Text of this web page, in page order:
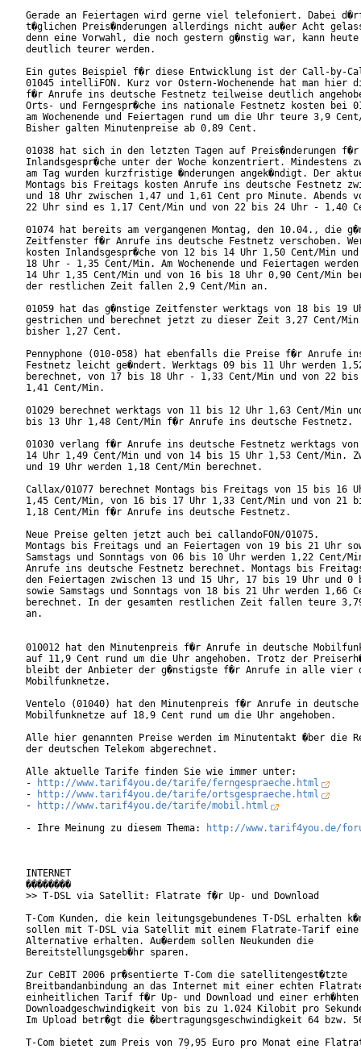
Gerade an Feiertagen wird gerne viel telefoniert. Dabei
t�glichen Preis�nderungen allerdings nicht au�er Acht
denn eine Vorwahl, die noch gestern g�nstig war, kann heute
deutlich teurer werden.
Ein gutes Beispiel f�r diese Entwicklung ist der Call-by-
01045 intelliFON. Kurz vor Ostern-Wochenende hat man hier
f�r Anrufe ins deutsche Festnetz teilweise deutlich
Orts- und Ferngespr�che ins nationale Festnetz kosten bei
am Wochenende und Feiertagen rund um die Uhr teure 3,9
Bisher galten Minutenpreise ab 0,89 Cent.
01038 hat sich in den letzten Tagen auf Preis�nderungen f�r
Inlandsgespr�che unter der Woche konzentriert. Mindestens
am Tag wurden kurzfristige �nderungen angek�ndigt. Der
Montags bis Freitags kosten Anrufe ins deutsche Festnetz
und 18 Uhr zwischen 1,47 und 1,61 Cent pro Minute. Abends
22 Uhr sind es 1,17 Cent/Min und von 22 bis 24 Uhr - 1,40
01074 hat bereits am vergangenen Montag, den 10.04., die
Zeitfenster f�r Anrufe ins deutsche Festnetz verschoben.
kosten Inlandsgespr�che von 12 bis 14 Uhr 1,50 Cent/Min
18 Uhr - 1,35 Cent/Min. Am Wochenende und Feiertagen
14 Uhr 1,35 Cent/Min und von 16 bis 18 Uhr 0,90 Cent/Min
der restlichen Zeit fallen 2,9 Cent/Min an.
01059 hat das g�nstige Zeitfenster werktags von 18 bis 19
gestrichen und berechnet jetzt zu dieser Zeit 3,27 Cent/
bisher 1,27 Cent.
Pennyphone (010-058) hat ebenfalls die Preise f�r Anrufe
Festnetz leicht ge�ndert. Werktags 09 bis 11 Uhr werden
berechnet, von 17 bis 18 Uhr - 1,33 Cent/Min und von 22
1,41 Cent/Min.
01029 berechnet werktags von 11 bis 12 Uhr 1,63 Cent/Min
bis 13 Uhr 1,48 Cent/Min f�r Anrufe ins deutsche Festnetz.
01030 verlang f�r Anrufe ins deutsche Festnetz werktags
14 Uhr 1,49 Cent/Min und von 14 bis 15 Uhr 1,53 Cent/Min.
und 19 Uhr werden 1,18 Cent/Min berechnet.
Callax/01077 berechnet Montags bis Freitags von 15 bis 16
1,45 Cent/Min, von 16 bis 17 Uhr 1,33 Cent/Min und von 21
1,18 Cent/Min f�r Anrufe ins deutsche Festnetz.
Neue Preise gelten jetzt auch bei callandoFON/01075.
Montags bis Freitags und an Feiertagen von 19 bis 21 Uhr
Samstags und Sonntags von 06 bis 10 Uhr werden 1,22 Cent/
Anrufe ins deutsche Festnetz berechnet. Montags bis
den Feiertagen zwischen 13 und 15 Uhr, 17 bis 19 Uhr und 0
sowie Samstags und Sonntags von 18 bis 21 Uhr werden 1,66
berechnet. In der gesamten restlichen Zeit fallen teure
an.
010012 hat den Minutenpreis f�r Anrufe in deutsche
auf 11,9 Cent rund um die Uhr angehoben. Trotz der
bleibt der Anbieter der g�nstigste f�r Anrufe in alle vier
Mobilfunknetze.
Ventelo (01040) hat den Minutenpreis f�r Anrufe in deutsche
Mobilfunknetze auf 18,9 Cent rund um die Uhr angehoben.
Alle hier genannten Preise werden im Minutentakt �ber die
der deutschen Telekom abgerechnet.
Alle aktuelle Tarife finden Sie wie immer unter:
-
http://www.tarif4you.de/tarife/ferngespraeche.html
-
http://www.tarif4you.de/tarife/ortsgespraeche.html
-
http://www.tarif4you.de/tarife/mobil.html
- Ihre Meinung zu diesem Thema:
http://www.tarif4you.de/
INTERNET
��������
>> T-DSL via Satellit: Flatrate f�r Up- und Download
T-Com Kunden, die kein leitungsgebundenes T-DSL erhalten
sollen mit T-DSL via Satellit mit einem Flatrate-Tarif eine
Alternative erhalten. Au�erdem sollen Neukunden die
Bereitstellungsgeb�hr sparen.
Zur CeBIT 2006 pr�sentierte T-Com die satellitengest�tzte
Breitbandanbindung an das Internet mit einer echten
einheitlichen Tarif f�r Up- und Download und einer erh�hten
Downloadgeschwindigkeit von bis zu 1.024 Kilobit pro
Im Upload betr�gt die �bertragungsgeschwindigkeit 64 bzw.
T-Com bietet zum Preis von 79,95 Euro pro Monat eine